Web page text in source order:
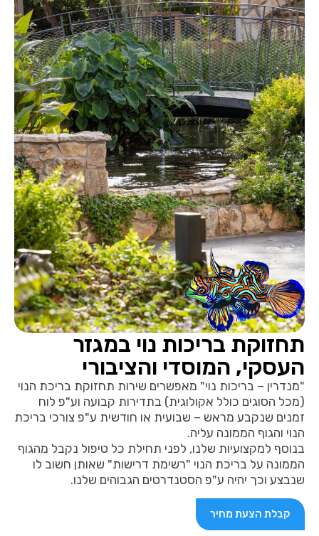
תחזוקת בריכות נוי במגזר
העסקי, המוסדי והציבורי
"מנדרין – בריכות נוי" מאפשרים שירות תחזוקת בריכת הנוי
(מכל הסוגים כולל אקולוגית) בתדירות קבועה וע"פ לוח
זמנים שנקבע מראש – שבועית או חודשית ע"פ צורכי בריכת
הנוי והגוף הממונה עליה.
בנוסף למקצועיות שלנו, לפני תחילת כל טיפול נקבל מהגוף
הממונה על בריכת הנוי "רשימת דרישות" שאותן חשוב לו
שנבצע וכך יהיה ע"פ הסטנדרטים הגבוהים שלנו.
קבלת הצעת מחיר